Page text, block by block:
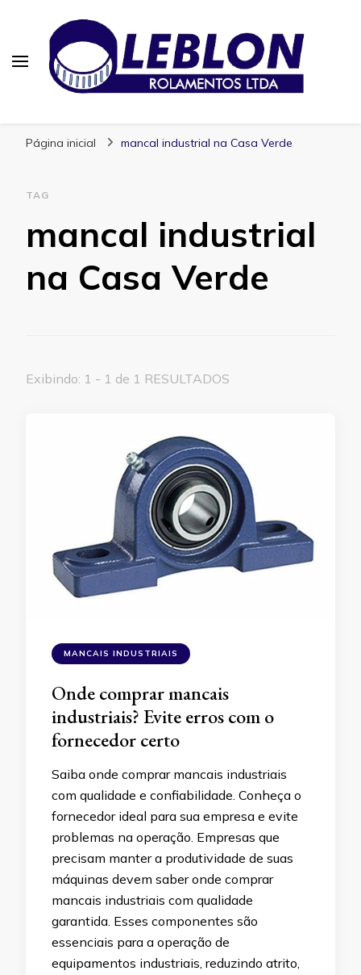
Página inicial mancal industrial na Casa Verde
TAG
mancal industrial
na Casa Verde
Exibindo: 1 - 1 de 1 RESULTADOS
MANCAIS INDUSTRIAIS
Onde comprar mancais
industriais? Evite erros com o
fornecedor certo
Saiba onde comprar mancais industriais
com qualidade e confiabilidade. Conheça o
fornecedor ideal para sua empresa e evite
problemas na operação. Empresas que
precisam manter a produtividade de suas
máquinas devem saber onde comprar
mancais industriais com qualidade
garantida. Esses componentes são
essenciais para a operação de
equipamentos industriais, reduzindo atrito,